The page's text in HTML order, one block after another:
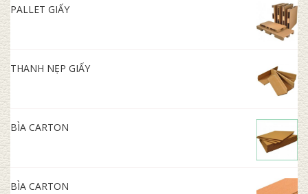
PALLET GIẤY
THANH NẸP GIẤY
BÌA CARTON
BÌA CARTON